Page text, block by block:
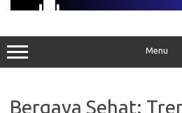
Menu
Bergaya Sehat: